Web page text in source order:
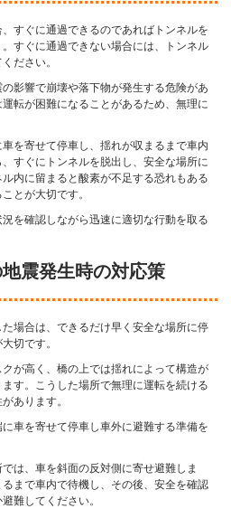
すぐに通過できるのであればトンネルを
すぐに通過できない場合には、トンネル
ださい。
影響で崩壊や落下物が発生する危険があ
転が困難になることがあるため、無理に
を寄せて停車し、揺れが収まるまで車内
すぐにトンネルを脱出し、安全な場所に
内に留まると酸素が不足する恐れもある
とが大切です。
を確認しながら迅速に適切な行動を取る
震発生時の対応策
場合は、できるだけ早く安全な場所に停
切です。
が高く、橋の上では揺れによって構造が
す。こうした場所で無理に運転を続ける
あります。
車を寄せて停車し車外に避難する準備を
は、車を斜面の反対側に寄せ避難しま
まで車内で待機し、その後、安全を確認
難してください。